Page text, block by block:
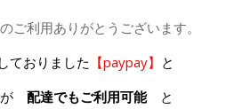
ご利用ありがとうございます。
ておりました 【paypay】 と
が 配達でもご利用可能 と